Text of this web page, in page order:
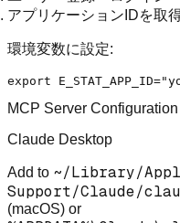
アプリケーションIDを取
環境変数に設定:
export E_STAT_APP_ID=
MCP Server Configuration
Claude Desktop
Add to ~/Library/
Support/Claude/
(macOS) or